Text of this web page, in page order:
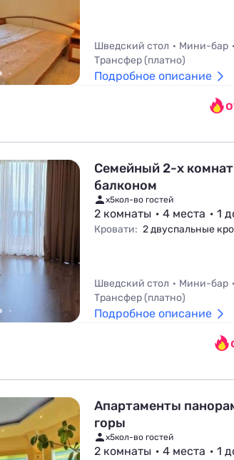
Шведский стол Мини-бар
Трансфер (платно)
Подробное описание
Семейный 2-х
балконом
x5кол-во гостей
2 комнаты 4 места 1
Кровати: 2 двуспальные
Шведский стол Мини-бар
Трансфер (платно)
Подробное описание
Апартаменты
горы
x5кол-во гостей
2 комнаты 4 места 1